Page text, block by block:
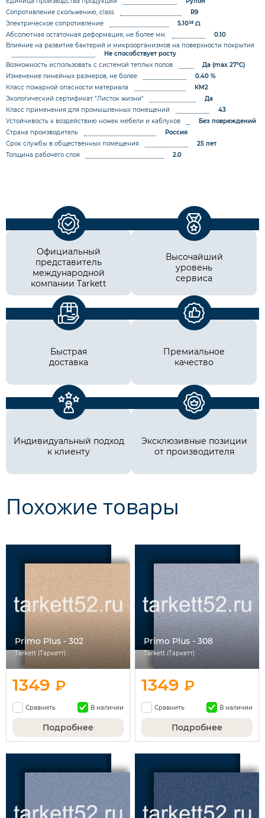
Сопротивление скольжению, class
R9
Электрическое сопротивление
5.10¹⁵ Ω
Абсолютная остаточная деформация, не более мм.
0.10
Влияние на развитие бактерий и микроорганизмов на поверхности покрытия
Не способствует росту
Возможность использовать с системой теплых полов
Да (max 27°C)
Изменение линейных размеров, не более
0.40 %
Класс пожарной опасности материала
КМ2
Экологический сертификат "Листок жизни"
Да
Класс применения для промышленных помещений
43
Устойчивость к воздействию ножек мебели и каблуков
Без повреждений
Страна производитель
Россия
Срок службы в общественных помещения
25 лет
Толщина рабочего слоя
2.0
Официальный
представитель
международной
компании Tarkett
Высочайший
уровень
сервиса
Быстрая
доставка
Премиальное
качество
Индивидуальный подход
к клиенту
Эксклюзивные позиции
от производителя
Похожие товары
Primo Plus - 302
Tarkett (Таркетт)
1349 ₽
Сравнить В наличии
Подробнее
Primo Plus - 308
Tarkett (Таркетт)
1349₽
Сравнить В наличии
Подробнее